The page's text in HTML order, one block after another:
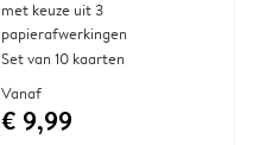
met keuze uit 3
papierafwerkingen
Set van 10 kaarten
Vanaf
€ 9,99